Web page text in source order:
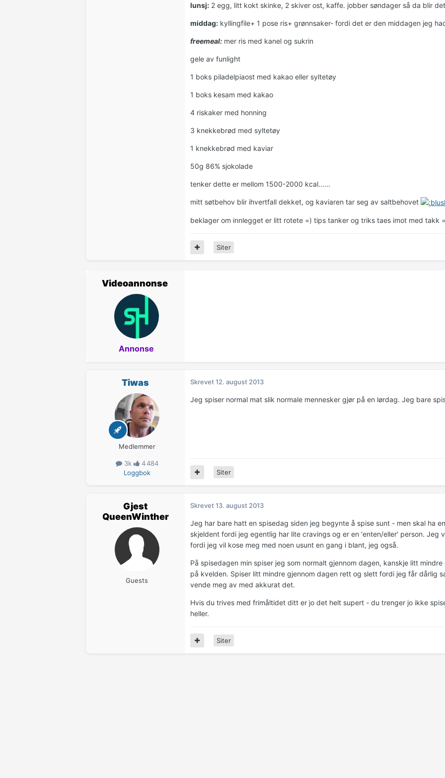
lunsj: 2 egg, litt kokt skinke, 2 skiver ost, kaffe. jobber søndager så da blir
middag: kyllingfile+ 1 pose ris+ grønnsaker- fordi det er den middagen jeg
freemeal: mer ris med kanel og sukrin
gele av funlight
1 boks piladelpiaost med kakao eller syltetøy
1 boks kesam med kakao
4 riskaker med honning
3 knekkebrød med syltetøy
1 knekkebrød med kaviar
50g 86% sjokolade
tenker dette er mellom 1500-2000 kcal......
mitt søtbehov blir ihvertfall dekket, og kaviaren tar seg av saltbehovet
beklager om innlegget er litt rotete =) tips tanker og triks taes imot med takk
Siter
Videoannonse
Annonse
Tiwas
Medlemmer
3k
4 484
Loggbok
Skrevet12. august 2013
Jeg spiser normal mat slik normale mennesker gjør på en lørdag. Jeg bare
Siter
Gjest
QueenWinther
Guests
Skrevet13. august 2013
Jeg har bare hatt en spisedag siden jeg begynte å spise sunt - men skal ha
skjeldent fordi jeg egentlig har lite cravings og er en 'enten/eller' person. Jeg
fordi jeg vil kose meg med noen usunt en gang i blant, jeg også.
På spisedagen min spiser jeg som normalt gjennom dagen, kanskje litt
på kvelden. Spiser litt mindre gjennom dagen rett og slett fordi jeg får dårlig
vende meg av med akkurat det.
Hvis du trives med frimåltidet ditt er jo det helt supert - du trenger jo ikke
heller.
Siter